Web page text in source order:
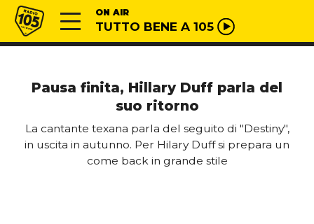
Vai al contenuto
Radio 105 ON AIR
TUTTO BENE A 105
Pausa finita, Hillary Duff parla del
suo ritorno
La cantante texana parla del seguito di "Destiny",
in uscita in autunno. Per Hilary Duff si prepara un
come back in grande stile